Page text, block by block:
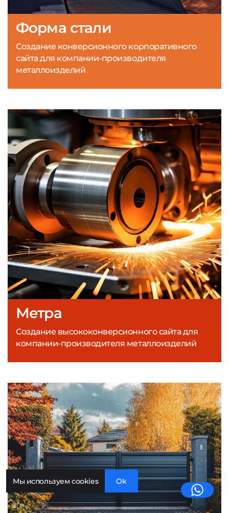
Метра
Создание высококонверсионного сайта для
компании-производителя металлоизделий
Форма стали
Создание конверсионного корпоративного
сайта для компании-производителя
металлоизделий
Мы используем cookies Ok